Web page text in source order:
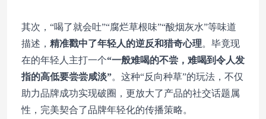
其次，“喝了就会吐”“腐烂草根味”“酸烟灰水”等味道
描述， 精准戳中了年轻人的逆反和猎奇心理。毕竟现
在的年轻人主打一个“一般难喝的不尝，难喝到令人发
指的高低要尝尝咸淡”。这种“反向种草”的玩法，不仅
助力品牌成功实现破圈，更放大了产品的社交话题属
性，完美契合了品牌年轻化的传播策略。